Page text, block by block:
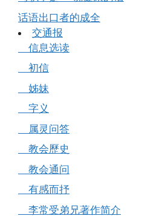
话语出口者的成全
交通报
信息选读
初信
姊妹
字义
属灵问答
教会歷史
教会通问
有感而抒
李常受弟兄著作简介